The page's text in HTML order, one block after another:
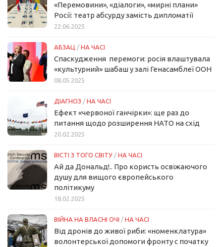
«Перемовини», «діалоги», «мирні плани»
Росії: театр абсурду замість дипломатії
22.06.2025
АБЗАЦ / НА ЧАСІ
Спаскудження перемоги: росія влаштувала
«культурний» шабаш у залі Генасамблеї ООН
08.05.2025
ДІАГНОЗ / НА ЧАСІ
Ефект «червоної ганчірки»: ще раз до
питання щодо розширення НАТО на схід
20.02.2025
ВІСТІ З ТОГО СВІТУ / НА ЧАСІ
Ай да Дональд!.. Про користь освіжаючого
душу для вищого європейського
політикуму
18.02.2025
ВІЙНА НА ВЛАСНІ ОЧІ / НА ЧАСІ
Від дронів до живої риби: «номенклатура»
волонтерської допомоги фронту с початку